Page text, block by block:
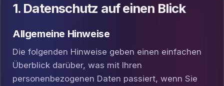
1. Datenschutz auf einen Blick
Allgemeine Hinweise
Die folgenden Hinweise geben einen einfachen
Überblick darüber, was mit Ihren
personenbezogenen Daten passiert, wenn Sie